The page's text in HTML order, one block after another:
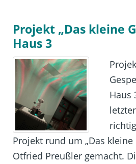
Projekt „Das kleine
Haus 3
Haus
Projekt rund um „Das kleine
Otfried Preußler gemacht.